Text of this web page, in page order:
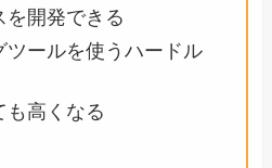
を開発できる
ツールを使うハードル
も高くなる